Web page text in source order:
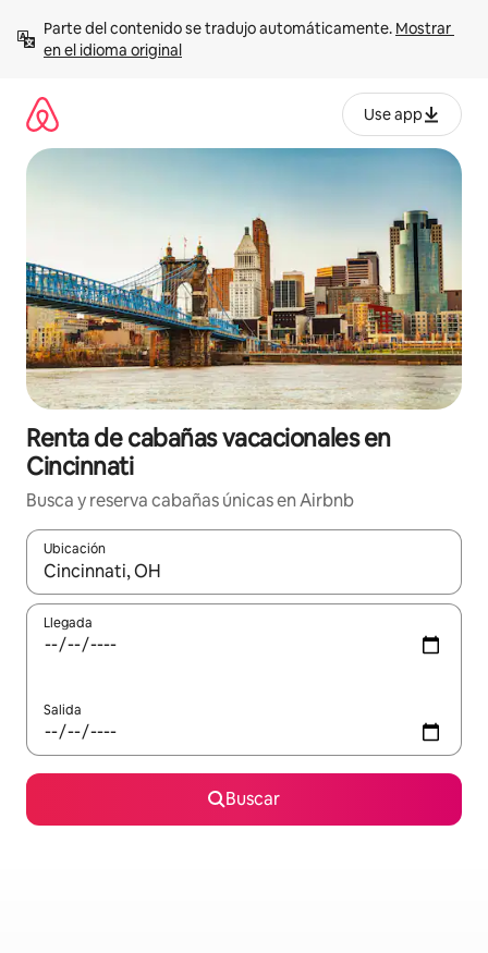
contenido
Parte del contenido se tradujo automáticamente. Mostrar
en el idioma original
Use app
Renta de cabañas vacacionales en
Cincinnati
Busca y reserva cabañas únicas en Airbnb
Ubicación
Cuando los resultados estén disponibles, podrás navegar
Llegada
Salida
Buscar